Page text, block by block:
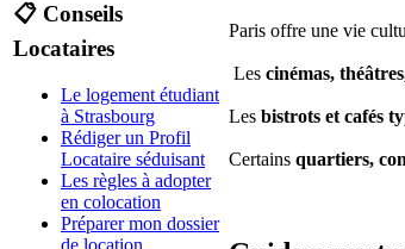
📋 Conseils
Locataires
Le logement étudiant
à Strasbourg
Rédiger un Profil
Locataire séduisant
Les règles à adopter
en colocation
Préparer mon dossier
de location
Paris offre une vie
Les cinémas,
Les bistrots et cafés
Certains quartiers,